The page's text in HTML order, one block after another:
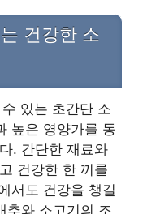
건강한 소
있는 초간단 소
높은 영양가를 동
. 간단한 재료와
건강한 한 끼를
서도 건강을 챙길
추와 소고기의 조